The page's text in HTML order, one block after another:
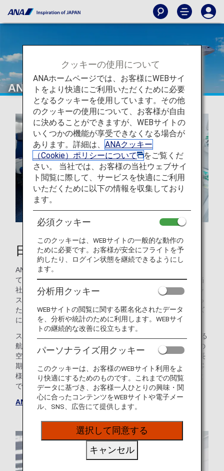
ANAについて
日本最大規模の航空会社
ANAは、お客様にとって雲に浮かぶ小さなオアシスとなっ
て、お客様と世界を繋ぐよう取り組んでいます。そのため当
社の航空機全般において、ファーストクラス、ビジネスクラ
ス、プレミアムエコノミークラス、エコノミークラスといっ
た様々な客室オプションを備えており、お客様独自のニーズ
にまさに最適なご選択をいただけます。
スター アライアンス加盟航空会社として、当社は35を超える
航空会社と提携し、アジア、欧州と北米の42におよぶ海外の
空港、そして約50の国内空港に就航しています。そこで、長
期休暇の海外旅行にも、世界を巡る旅へのご出発にも、お客
様を目的の地へお連れできることは誇らしく、喜ばしいこと
です。ANAで行く空の旅の準備はできていますか。
ANAグループウェブサイトへ
クッキーの使用について
ANAホームページでは、お客様にWEBサイ
トをより快適にご利用いただくために必要
となるクッキーを使用しています。その他
のクッキーの使用について、お客様が自由
に決めることができますが、WEBサイトの
いくつかの機能が享受できなくなる場合が
あります。詳細は、 ANAクッキー
（Cookie）ポリシーについて
をご覧くだ
さい。 当社では、お客様の当社ウェブサイ
ト閲覧に際して、サービスを快適にご利用
いただくために以下の情報を収集しており
ます。
必須クッキー
このクッキーは、WEBサイトの一般的な動作の
ために必要です。お客様が安全にフライトを予
約したり、ログイン状態を継続できるようにし
ます。
分析用クッキー
WEBサイトの閲覧に関する匿名化されたデータ
を、分析や統計のために利用します。WEBサイ
トの継続的な改善に役立ちます。
パーソナライズ用クッキー
このクッキーは、お客様のWEBサイト利用をよ
り快適にするためのものです。これまでの閲覧
データに基づき、お客様一人ひとりの興味・関
心に合ったコンテンツをWEBサイトや電子メー
ル、SNS、広告にて提供します。
選択して同意する
キャンセル